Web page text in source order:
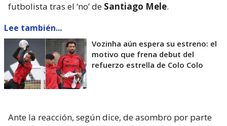
futbolista tras el ‘no’ de Santiago Mele.
Lee también...
Vozinha aún espera su estreno: el
motivo que frena debut del
refuerzo estrella de Colo Colo
Ante la reacción, según dice, de asombro por parte